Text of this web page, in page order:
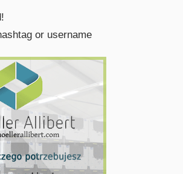
or username